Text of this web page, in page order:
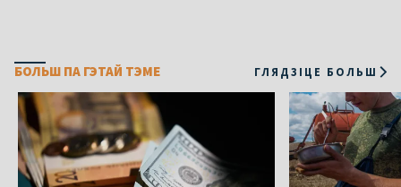
БОЛЬШ ПА ГЭТАЙ ТЭМЕ ГЛЯДЗІЦЕ БОЛЬШ